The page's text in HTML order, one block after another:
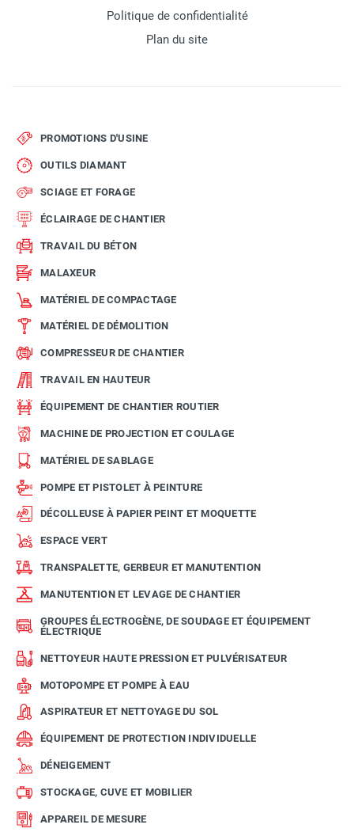
Politique de confidentialité
Plan du site
PROMOTIONS D'USINE
OUTILS DIAMANT
SCIAGE ET FORAGE
ÉCLAIRAGE DE CHANTIER
TRAVAIL DU BÉTON
MALAXEUR
MATÉRIEL DE COMPACTAGE
MATÉRIEL DE DÉMOLITION
COMPRESSEUR DE CHANTIER
TRAVAIL EN HAUTEUR
ÉQUIPEMENT DE CHANTIER ROUTIER
MACHINE DE PROJECTION ET COULAGE
MATÉRIEL DE SABLAGE
POMPE ET PISTOLET À PEINTURE
DÉCOLLEUSE À PAPIER PEINT ET MOQUETTE
ESPACE VERT
TRANSPALETTE, GERBEUR ET MANUTENTION
MANUTENTION ET LEVAGE DE CHANTIER
GROUPES ÉLECTROGÈNE, DE SOUDAGE ET ÉQUIPEMENT
ÉLECTRIQUE
NETTOYEUR HAUTE PRESSION ET PULVÉRISATEUR
MOTOPOMPE ET POMPE À EAU
ASPIRATEUR ET NETTOYAGE DU SOL
ÉQUIPEMENT DE PROTECTION INDIVIDUELLE
DÉNEIGEMENT
STOCKAGE, CUVE ET MOBILIER
APPAREIL DE MESURE